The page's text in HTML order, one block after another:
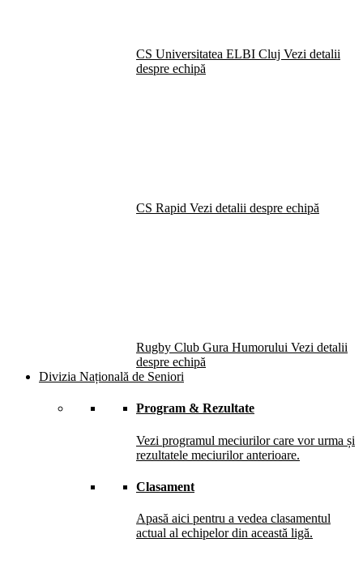
CS Universitatea ELBI Cluj Vezi detalii
despre echipă
CS Rapid Vezi detalii despre echipă
Rugby Club Gura Humorului Vezi detalii
despre echipă
Divizia Națională de Seniori
Program & Rezultate
Vezi programul meciurilor care vor urma și
rezultatele meciurilor anterioare.
Clasament
Apasă aici pentru a vedea clasamentul
actual al echipelor din această ligă.